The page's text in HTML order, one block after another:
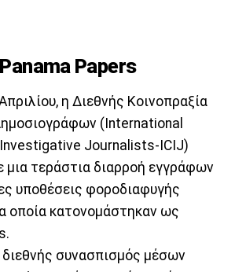
Panama Papers
η Διεθνής Κοινοπραξία
(International
Journalists-ICIJ)
μια τεράστια διαρροή εγγράφων
υποθέσεις φοροδιαφυγής
οποία κατονομάστηκαν ως
διεθνής συνασπισμός μέσων